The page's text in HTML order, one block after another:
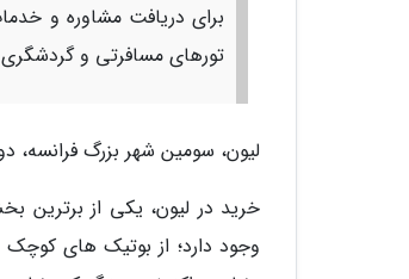
برای دریافت مشاوره و
تورهای مسافرتی و گردشگری
لیون، سومین شهر بزرگ فرانسه، دومین
خرید در لیون، یکی از برترین
وجود دارد؛ از بوتیک های